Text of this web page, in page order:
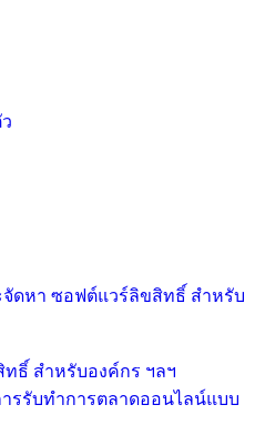
ธิ์ สำหรับองค์กร ฯลฯ